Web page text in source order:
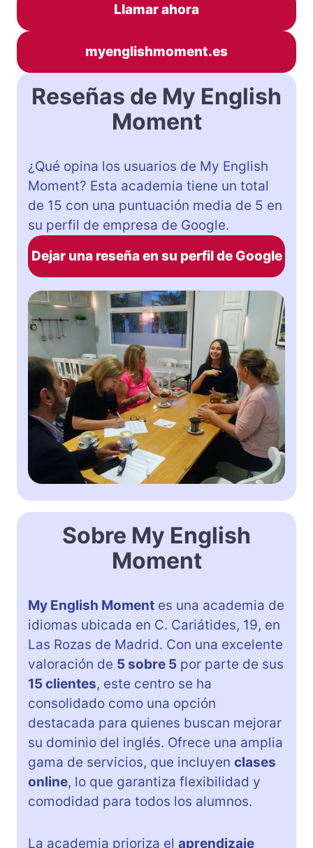
Llamar ahora
myenglishmoment.es
Reseñas de My English
Moment
¿Qué opina los usuarios de My English
Moment? Esta academia tiene un total
de 15 con una puntuación media de 5 en
su perfil de empresa de Google.
Dejar una reseña en su perfil de Google
Sobre My English
Moment
My English Moment es una academia de
idiomas ubicada en C. Cariátides, 19, en
Las Rozas de Madrid. Con una excelente
valoración de 5 sobre 5 por parte de sus
15 clientes, este centro se ha
consolidado como una opción
destacada para quienes buscan mejorar
su dominio del inglés. Ofrece una amplia
gama de servicios, que incluyen clases
online, lo que garantiza flexibilidad y
comodidad para todos los alumnos.
La academia prioriza el aprendizaje